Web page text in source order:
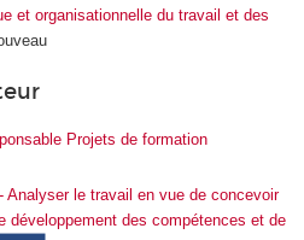
et organisationnelle du travail et des
Projets de formation
Analyser le travail en vue de concevoir
développement des compétences et de